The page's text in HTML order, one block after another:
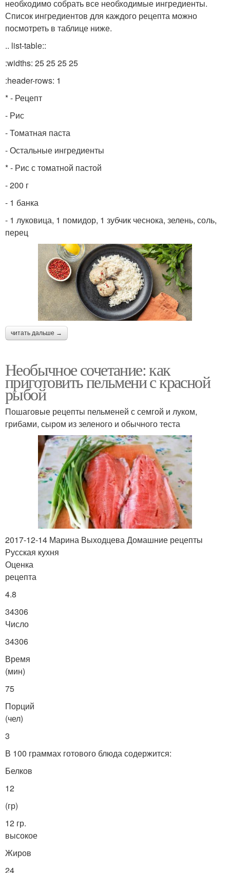
необходимо собрать все необходимые ингредиенты.
Список ингредиентов для каждого рецепта можно
посмотреть в таблице ниже.
.. list-table::
:widths: 25 25 25 25
:header-rows: 1
* - Рецепт
- Рис
- Томатная паста
- Остальные ингредиенты
* - Рис с томатной пастой
- 200 г
- 1 банка
- 1 луковица, 1 помидор, 1 зубчик чеснока, зелень, соль,
перец
читать дальше →
Необычное сочетание: как
приготовить пельмени с красной
рыбой
Пошаговые рецепты пельменей с семгой и луком,
грибами, сыром из зеленого и обычного теста
2017-12-14 Марина Выходцева Домашние рецепты
Русская кухня
Оценка
рецепта
4.8
34306
Число
34306
Время
(мин)
75
Порций
(чел)
3
В 100 граммах готового блюда содержится:
Белков
12
(гр)
12 гр.
высокое
Жиров
24